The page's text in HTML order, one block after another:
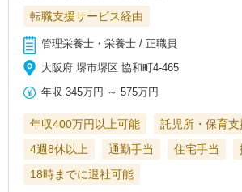
転職支援サービス経由
管理栄養士・栄養士 / 正職員
大阪府 堺市堺区 協和町4‐465
年収 345万円 ～575万円
年収400万円以上可能
託児所・保育支
4週8休以上
通勤手当 住宅手当
18時までに退社可能